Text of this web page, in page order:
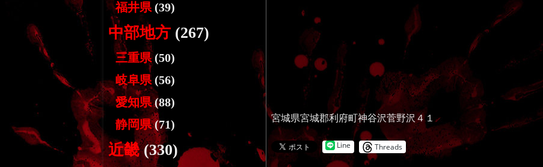
宮城県宮城郡利府町神谷沢菅野沢４１
Line Threads
福井県 (39)
中部地方 (267)
三重県(50)
岐阜県 (56)
愛知県(88)
静岡県(71)
近畿(330)